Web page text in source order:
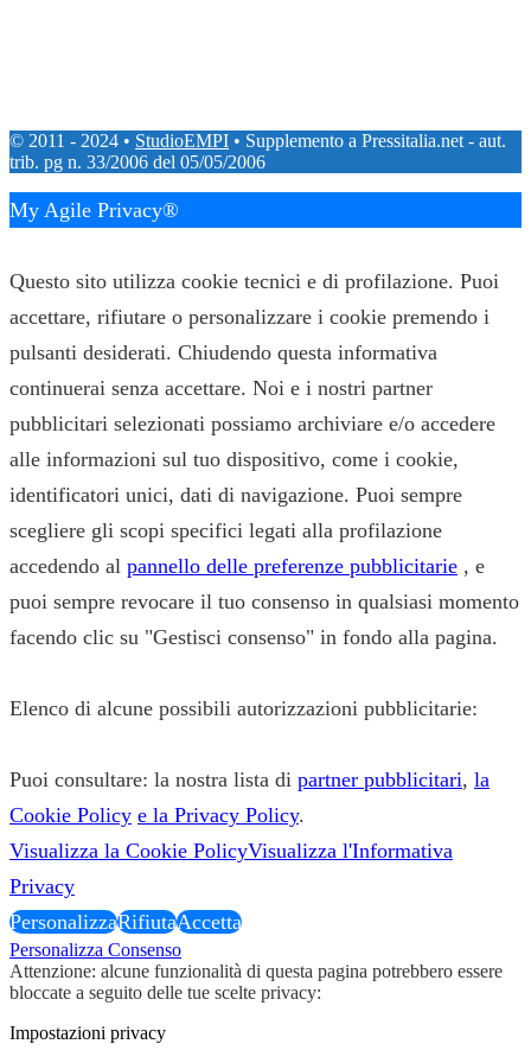
© 2011 - 2024 • StudioEMPI • Supplemento a Pressitalia.net - aut.
trib. pg n. 33/2006 del 05/05/2006
My Agile Privacy®
Questo sito utilizza cookie tecnici e di profilazione. Puoi
accettare, rifiutare o personalizzare i cookie premendo i
pulsanti desiderati. Chiudendo questa informativa
continuerai senza accettare. Noi e i nostri partner
pubblicitari selezionati possiamo archiviare e/o accedere
alle informazioni sul tuo dispositivo, come i cookie,
identificatori unici, dati di navigazione. Puoi sempre
scegliere gli scopi specifici legati alla profilazione
accedendo al pannello delle preferenze pubblicitarie , e
puoi sempre revocare il tuo consenso in qualsiasi momento
facendo clic su "Gestisci consenso" in fondo alla pagina.
Elenco di alcune possibili autorizzazioni pubblicitarie:
Puoi consultare: la nostra lista di partner pubblicitari, la
Cookie Policy e la Privacy Policy.
Visualizza la Cookie PolicyVisualizza l'Informativa
Privacy
PersonalizzaRifiutaAccetta
Personalizza Consenso
Attenzione: alcune funzionalità di questa pagina potrebbero essere
bloccate a seguito delle tue scelte privacy:
Impostazioni privacy